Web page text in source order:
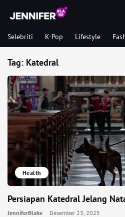
Selebriti K-Pop Lifestyle
Tag: Katedral
Health
Persiapan Katedral Jelang
JenniferBlake Desember 23, 2025